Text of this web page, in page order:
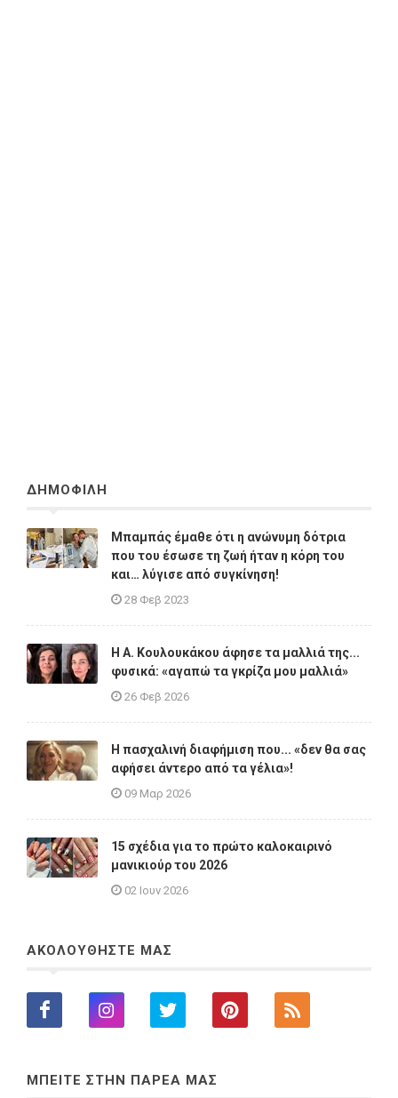
ΔΗΜΟΦΙΛΗ
Μπαμπάς έμαθε ότι η ανώνυμη δότρια
που του έσωσε τη ζωή ήταν η κόρη του
και… λύγισε από συγκίνηση!
28 Φεβ 2023
Η A. Κουλουκάκου άφησε τα μαλλιά της...
φυσικά: «αγαπώ τα γκρίζα μου μαλλιά»
26 Φεβ 2026
Η πασχαλινή διαφήμιση που... «δεν θα σας
αφήσει άντερο από τα γέλια»!
09 Μαρ 2026
15 σχέδια για το πρώτο καλοκαιρινό
μανικιούρ του 2026
02 Ιουν 2026
ΑΚΟΛΟΥΘΗΣΤΕ ΜΑΣ
ΜΠΕΙΤΕ ΣΤΗΝ ΠΑΡΕΑ ΜΑΣ